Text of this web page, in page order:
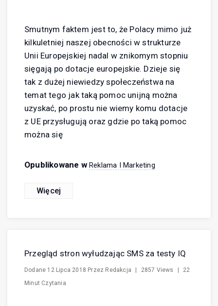
Smutnym faktem jest to, że Polacy mimo już
kilkuletniej naszej obecności w strukturze
Unii Europejskiej nadal w znikomym stopniu
sięgają po dotacje europejskie. Dzieje się
tak z dużej niewiedzy społeczeństwa na
temat tego jak taką pomoc unijną można
uzyskać, po prostu nie wiemy komu dotacje
z UE przysługują oraz gdzie po taką pomoc
można się
Opublikowane w Reklama I Marketing
Więcej
Przegląd stron wyłudzając SMS za testy IQ
Dodane 12 Lipca 2018 Przez Redakcja 2857 Views
22
Minut Czytania